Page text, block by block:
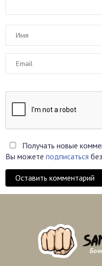
Получать новые
Вы можетеподписаться
Оставить комментарий